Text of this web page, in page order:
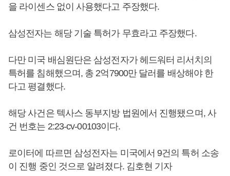
을 라이센스 없이 사용했다고 주장했다.
삼성전자는 해당 기술 특허가 무효라고 주장했다.
다만 미국 배심원단은 삼성전자가 헤드워터 리서치의
특허를 침해했으며, 총 2억7900만 달러를 배상해야 한
다고 평결했다.
해당 사건은 텍사스 동부지방 법원에서 진행됐으며, 사
건 번호는 2:23-cv-00103이다.
로이터에 따르면 삼성전자는 미국에서 9건의 특허 소송
이 진행 중인 것으로 알려졌다. 김호현 기자